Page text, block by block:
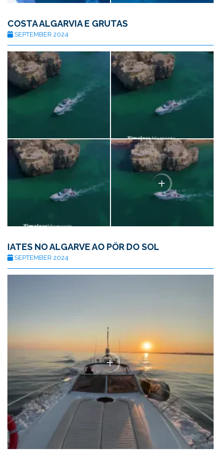
COSTA ALGARVIA E GRUTAS
SEPTEMBER 2024
IATES NO ALGARVE AO PÔR DO SOL
SEPTEMBER 2024